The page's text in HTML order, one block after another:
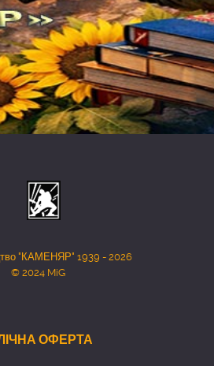
"КАМЕНЯР" 1939 - 2026
© 2024 MiG
ОФЕРТА